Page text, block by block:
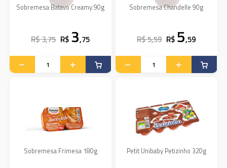
Sobremesa Batavo Creamy 90g
R$ 3,75 R$ 3,75
Sobremesa Chandelle 90g
R$ 5,59 R$ 5,59
Sobremesa Frimesa 180g Petit Unibaby Petizinho 320g